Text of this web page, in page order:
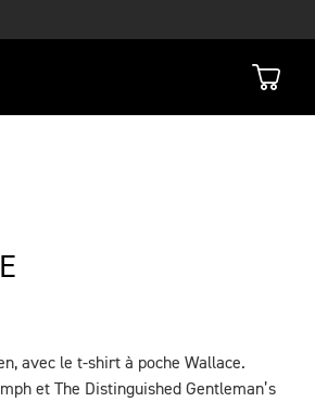
avec le t-shirt à poche Wallace.
et The Distinguished Gentleman’s